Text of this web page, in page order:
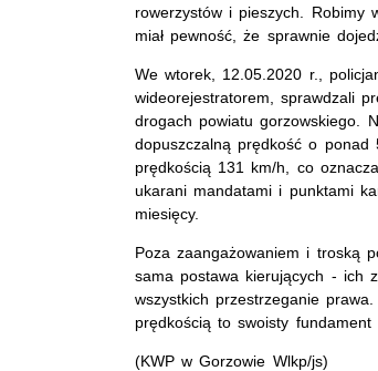
rowerzystów i pieszych. Robimy
miał pewność, że sprawnie
We wtorek, 12.05.2020 r.,
wideorejestratorem, sprawdzali
drogach powiatu gorzowskiego.
dopuszczalną prędkość o ponad
prędkością 131 km/h, co
ukarani mandatami i punktami
miesięcy.
Poza zaangażowaniem i troską
sama postawa kierujących - ich
wszystkich przestrzeganie
prędkością to swoisty fundament
(KWP w Gorzowie Wlkp/js)